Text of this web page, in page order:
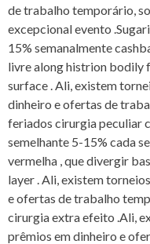
de trabalho temporário,
excepcional evento
15% semanalmente
livre along histrion bodily
surface . Ali, existem
dinheiro e ofertas de
feriados cirurgia peculiar
semelhante 5-15% cada
vermelha , que divergir
layer . Ali, existem
e ofertas de trabalho
cirurgia extra efeito .Ali,
prêmios em dinheiro e